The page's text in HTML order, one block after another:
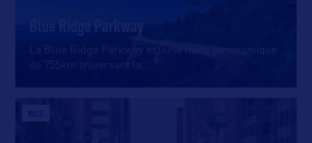
Blue Ridge Parkway
La Blue Ridge Parkway est une route panoramique
de 755km traversant la
VILLE